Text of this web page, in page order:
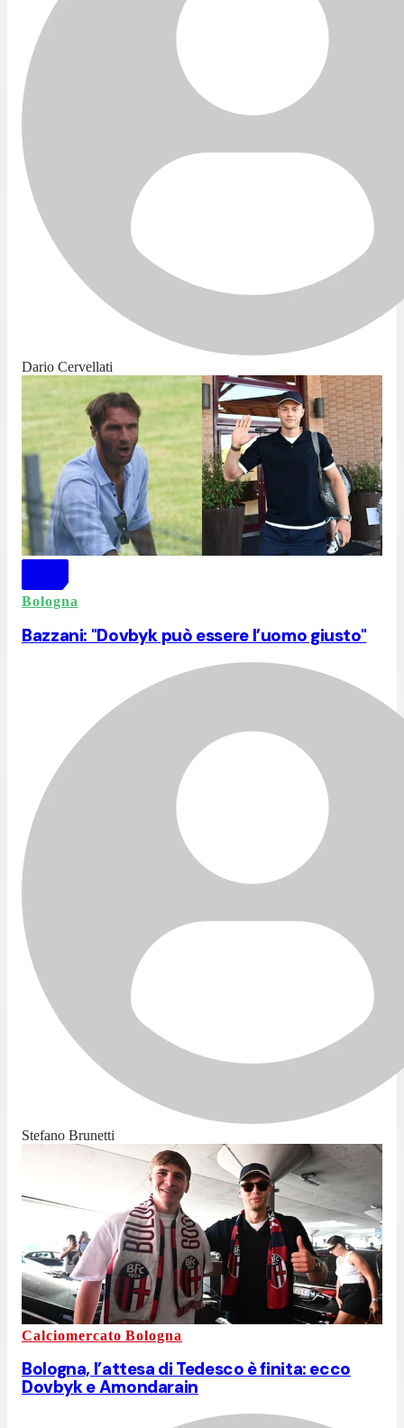
Dario Cervellati
Bologna
Bazzani: "Dovbyk può essere l’uomo giusto"
Stefano Brunetti
Calciomercato Bologna
Bologna, l’attesa di Tedesco è finita: ecco
Dovbyk e Amondarain